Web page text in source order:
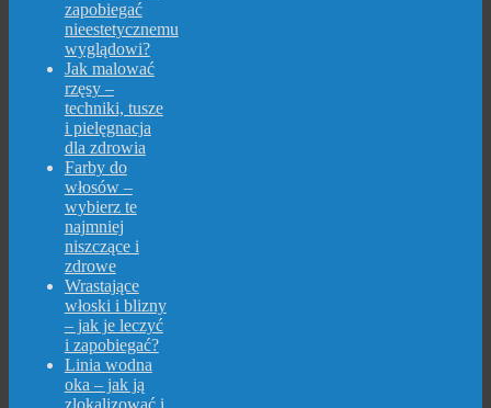
zapobiegać
nieestetycznemu
wyglądowi?
Jak malować
rzęsy –
techniki, tusze
i pielęgnacja
dla zdrowia
Farby do
włosów –
wybierz te
najmniej
niszczące i
zdrowe
Wrastające
włoski i blizny
– jak je leczyć
i zapobiegać?
Linia wodna
oka – jak ją
zlokalizować i